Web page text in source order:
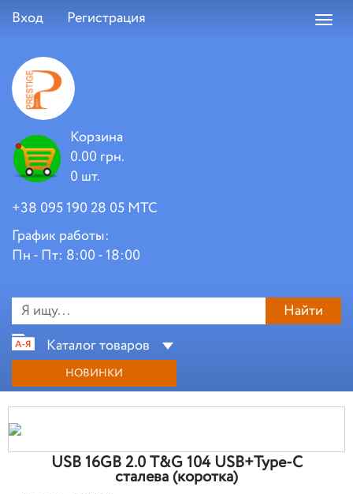
Вход Регистрация
Корзина
0.00 грн.
0 шт.
+38 095 190 28 05 МТС
График работы:
Пн - Пт: 8:00 - 18:00
Найти
Каталог товаров
НОВИНКИ
USB 16GB 2.0 T&G 104 USB+Type-C
сталева (коротка)